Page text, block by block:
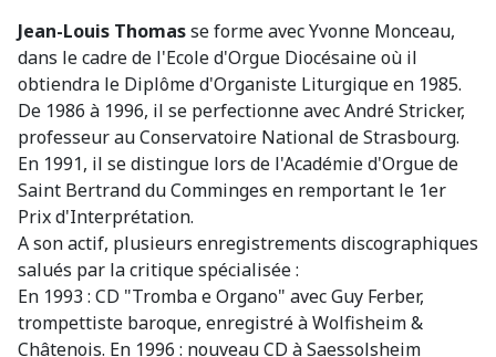
Jean-Louis Thomasse forme avec Yvonne Monceau,
dans le cadre de l'Ecole d'Orgue Diocésaine où il
obtiendra le Diplôme d'Organiste Liturgique en 1985.
De 1986 à 1996, il se perfectionne avec André Stricker,
professeur au Conservatoire National de Strasbourg.
En 1991, il se distingue lors de l'Académie d'Orgue de
Saint Bertrand du Comminges en remportant le 1er
Prix d'Interprétation.
A son actif, plusieurs enregistrements discographiques
salués par la critique spécialisée :
En 1993 : CD "Tromba e Organo" avec Guy Ferber,
trompettiste baroque, enregistré à Wolfisheim &
Châtenois. En 1996 : nouveau CD à Saessolsheim